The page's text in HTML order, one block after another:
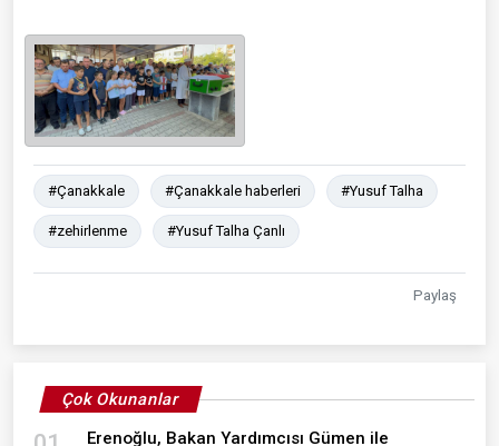
#Çanakkale #Çanakkale haberleri #Yusuf Talha
#zehirlenme #Yusuf Talha Çanlı
Paylaş
Çok Okunanlar
Erenoğlu, Bakan Yardımcısı Gümen ile